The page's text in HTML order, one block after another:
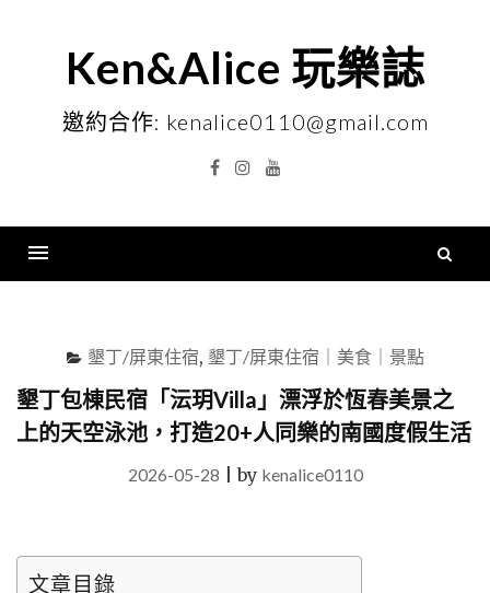
Ken&Alice 玩樂誌
邀約合作: kenalice0110@gmail.com
FacebookInstagramYouTube
墾丁/屏東住宿, 墾丁/屏東住宿｜美食｜景點
墾丁包棟民宿「沄玥Villa」漂浮於恆春美景之
上的天空泳池，打造20+人同樂的南國度假生活
2026-05-28 |by kenalice0110
文章目錄